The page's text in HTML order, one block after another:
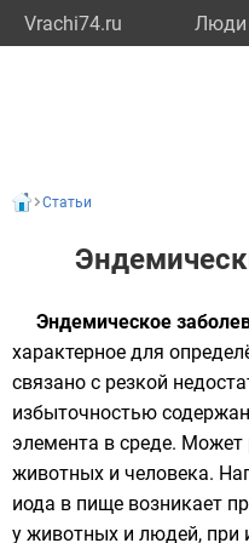
Vrachi74.ru Люди
Статьи
Эндемическое
характерное для
связано с резкой
избыточностью
элемента в среде. Может
животных и человека.
иода в пище возникает
у животных и людей, при